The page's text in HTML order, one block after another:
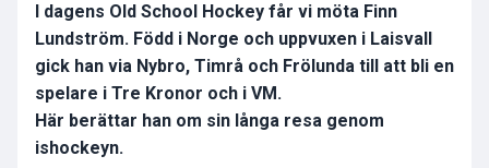
I dagens Old School Hockey får vi möta Finn
Lundström. Född i Norge och uppvuxen i Laisvall
gick han via Nybro, Timrå och Frölunda till att bli en
spelare i Tre Kronor och i VM.
Här berättar han om sin långa resa genom
ishockeyn.